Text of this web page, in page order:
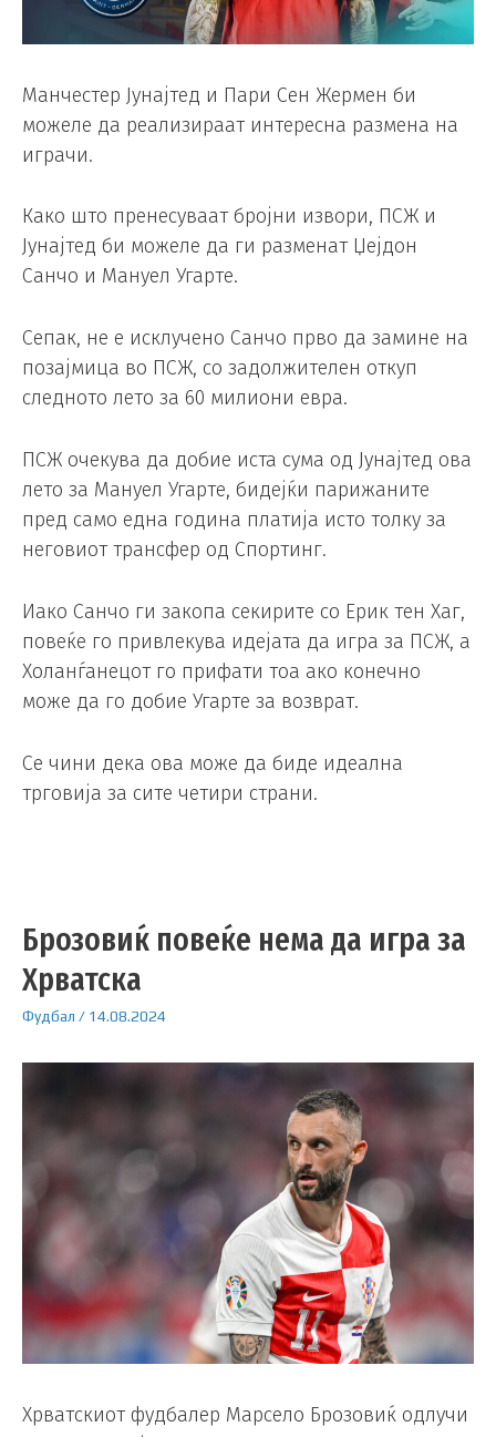
Манчестер Јунајтед и Пари Сен Жермен би
можеле да реализираат интересна размена на
играчи.
Како што пренесуваат бројни извори, ПСЖ и
Јунајтед би можеле да ги разменат Џејдон
Санчо и Мануел Угарте.
Сепак, не е исклучено Санчо прво да замине на
позајмица во ПСЖ, со задолжителен откуп
следното лето за 60 милиони евра.
ПСЖ очекува да добие иста сума од Јунајтед ова
лето за Мануел Угарте, бидејќи парижаните
пред само една година платија исто толку за
неговиот трансфер од Спортинг.
Иако Санчо ги закопа секирите со Ерик тен Хаг,
повеќе го привлекува идејата да игра за ПСЖ, а
Холанѓанецот го прифати тоа ако конечно
може да го добие Угарте за возврат.
Се чини дека ова може да биде идеална
трговија за сите четири страни.
Брозовиќ повеќе нема да игра за
Хрватска
Фудбал / 14.08.2024
Хрватскиот фудбалер Марсело Брозовиќ одлучи